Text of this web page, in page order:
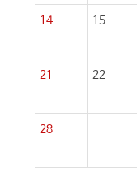
14 15
21 22
28